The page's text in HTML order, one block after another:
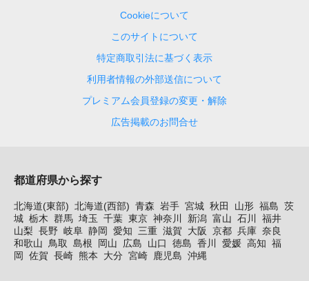
Cookieについて
このサイトについて
特定商取引法に基づく表示
利用者情報の外部送信について
プレミアム会員登録の変更・解除
広告掲載のお問合せ
都道府県から探す
北海道(東部) 北海道(西部) 青森 岩手 宮城 秋田 山形 福島 茨
城 栃木 群馬 埼玉 千葉 東京 神奈川 新潟 富山 石川
福井
山梨 長野 岐阜 静岡 愛知 三重 滋賀 大阪 京都 兵庫 奈良
和歌山
鳥取 島根 岡山 広島 山口 徳島 香川 愛媛 高知 福
岡 佐賀 長崎 熊本 大分 宮崎 鹿児島 沖縄